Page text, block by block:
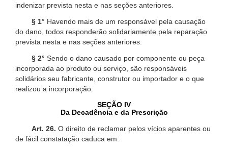
indenizar prevista nesta e nas seções anteriores.
§ 1° Havendo mais de um responsável pela causação
do dano, todos responderão solidariamente pela reparação
prevista nesta e nas seções anteriores.
§ 2° Sendo o dano causado por componente ou peça
incorporada ao produto ou serviço, são responsáveis
solidários seu fabricante, construtor ou importador e o que
realizou a incorporação.
SEÇÃO IV
Da Decadência e da Prescrição
Art. 26. O direito de reclamar pelos vícios aparentes ou
de fácil constatação caduca em: